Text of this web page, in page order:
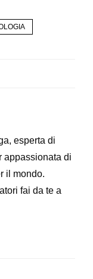
esperta di
appassionata di
il mondo.
fai da te a